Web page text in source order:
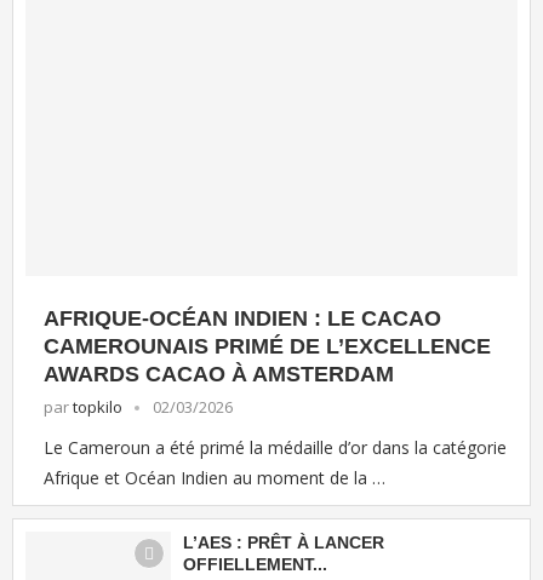
AFRIQUE-OCÉAN INDIEN : LE CACAO
CAMEROUNAIS PRIMÉ DE L’EXCELLENCE
AWARDS CACAO À AMSTERDAM
partopkilo 02/03/2026
Le Cameroun a été primé la médaille d’or dans la catégorie
Afrique et Océan Indien au moment de la …
L’AES : PRÊT À LANCER
OFFIELLEMENT...